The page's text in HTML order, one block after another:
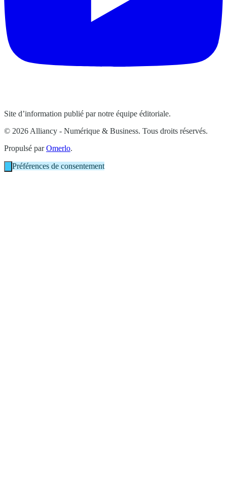
Site d’information publié par notre équipe éditoriale.
© 2026 Alliancy - Numérique & Business. Tous droits réservés.
Propulsé parOmerlo.
Préférences de consentement